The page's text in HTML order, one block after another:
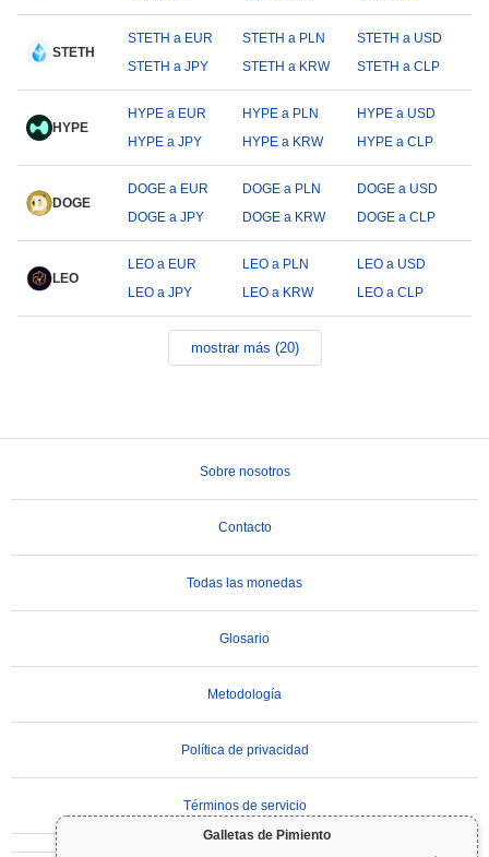
Galletas de Pimiento
STETH
STETH a EUR STETH a PLN
STETH a USD
STETH a JPY
STETH a KRW STETH a CLP
HYPE
HYPE a EUR HYPE a PLN
HYPE a USD
HYPE a JPY
HYPE a KRW HYPE a CLP
DOGE
DOGE a EUR DOGE a PLN
DOGE a USD
DOGE a JPY
DOGE a KRW DOGE a CLP
LEO
LEO a EUR LEO a PLN
LEO a USD
LEO a JPY
LEO a KRW LEO a CLP
mostrar más (20)
Sobre nosotros
Contacto
Todas las monedas
Glosario
Metodología
Política de privacidad
Términos de servicio